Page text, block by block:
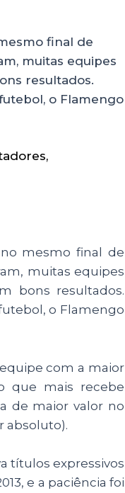
final de
muitas equipes
resultados.
o Flamengo
,
mesmo final de
muitas equipes
bons resultados.
o Flamengo
com a maior
que mais recebe
de maior valor no
absoluto).
títulos expressivos
e a paciência foi